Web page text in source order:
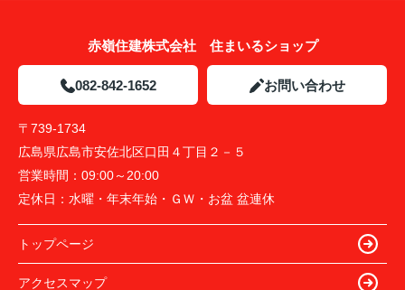
赤嶺住建株式会社 住まいるショップ
082-842-1652 お問い合わせ
〒739-1734
広島県広島市安佐北区口田４丁目２－５
営業時間： 09:00～20:00
定休日： 水曜・年末年始・ＧＷ・お盆 盆連休
トップページ
アクセスマップ